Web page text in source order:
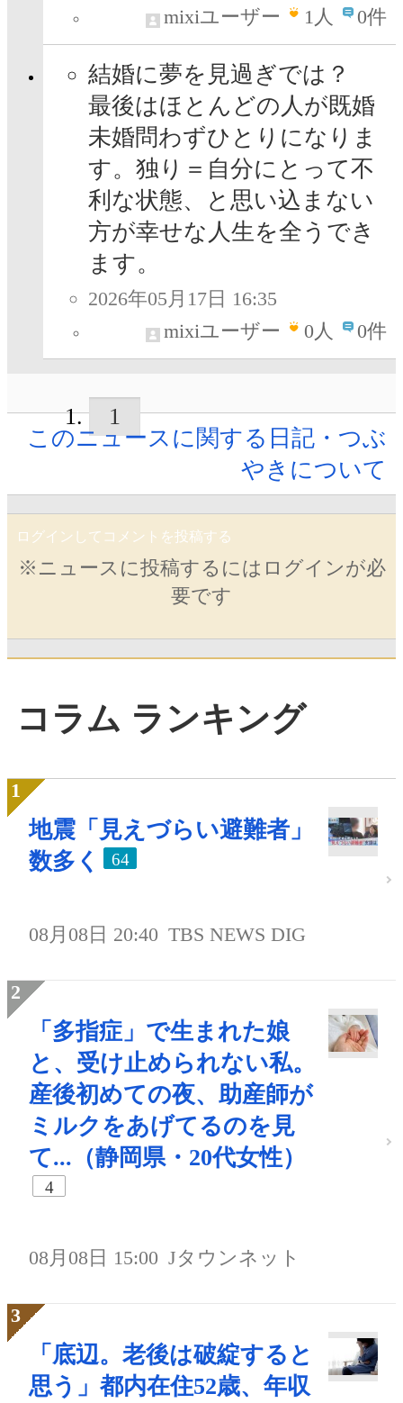
mixiユーザー
1人 0件
結婚に夢を見過ぎでは？
最後はほとんどの人が既婚
未婚問わずひとりになりま
す。独り＝自分にとって不
利な状態、と思い込まない
方が幸せな人生を全うでき
ます。
2026年05月17日 16:35
mixiユーザー
0人 0件
1
このニュースに関する日記・つぶ
やきについて
ログインしてコメントを投稿する
※ニュースに投稿するにはログインが必
要です
コラム ランキング
地震「見えづらい避難者」
数多く
64
08月08日 20:40 TBS NEWS DIG
「多指症」で生まれた娘
と、受け止められない私。
産後初めての夜、助産師が
ミルクをあげてるのを見
て...（静岡県・20代女性）
4
08月08日 15:00 Jタウンネット
「底辺。老後は破綻すると
思う」都内在住52歳、年収